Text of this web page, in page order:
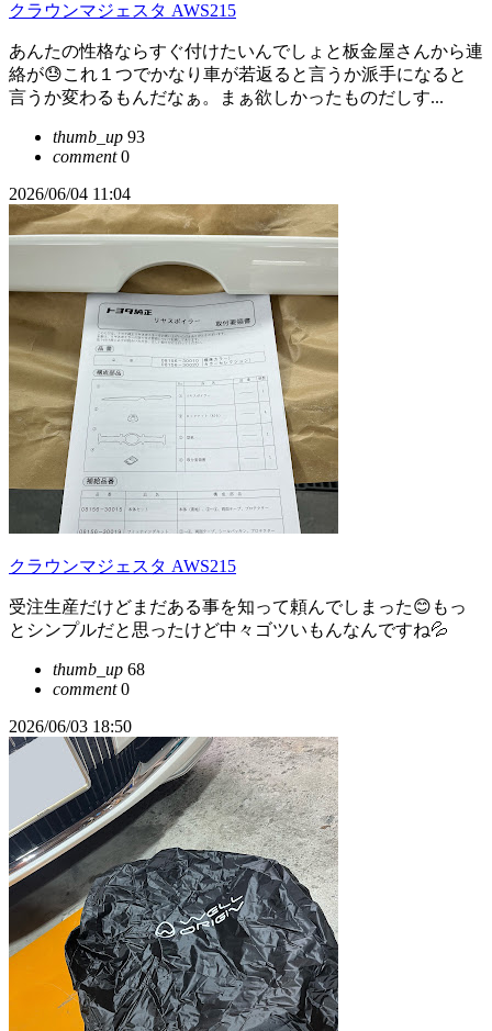
クラウンマジェスタ AWS215
あんたの性格ならすぐ付けたいんでしょと板金屋さんから連
絡が😓これ１つでかなり車が若返ると言うか派手になると
言うか変わるもんだなぁ。まぁ欲しかったものだしす...
thumb_up 93
comment0
2026/06/04 11:04
クラウンマジェスタ AWS215
受注生産だけどまだある事を知って頼んでしまった😊もっ
とシンプルだと思ったけど中々ゴツいもんなんですね💦
thumb_up 68
comment0
2026/06/03 18:50